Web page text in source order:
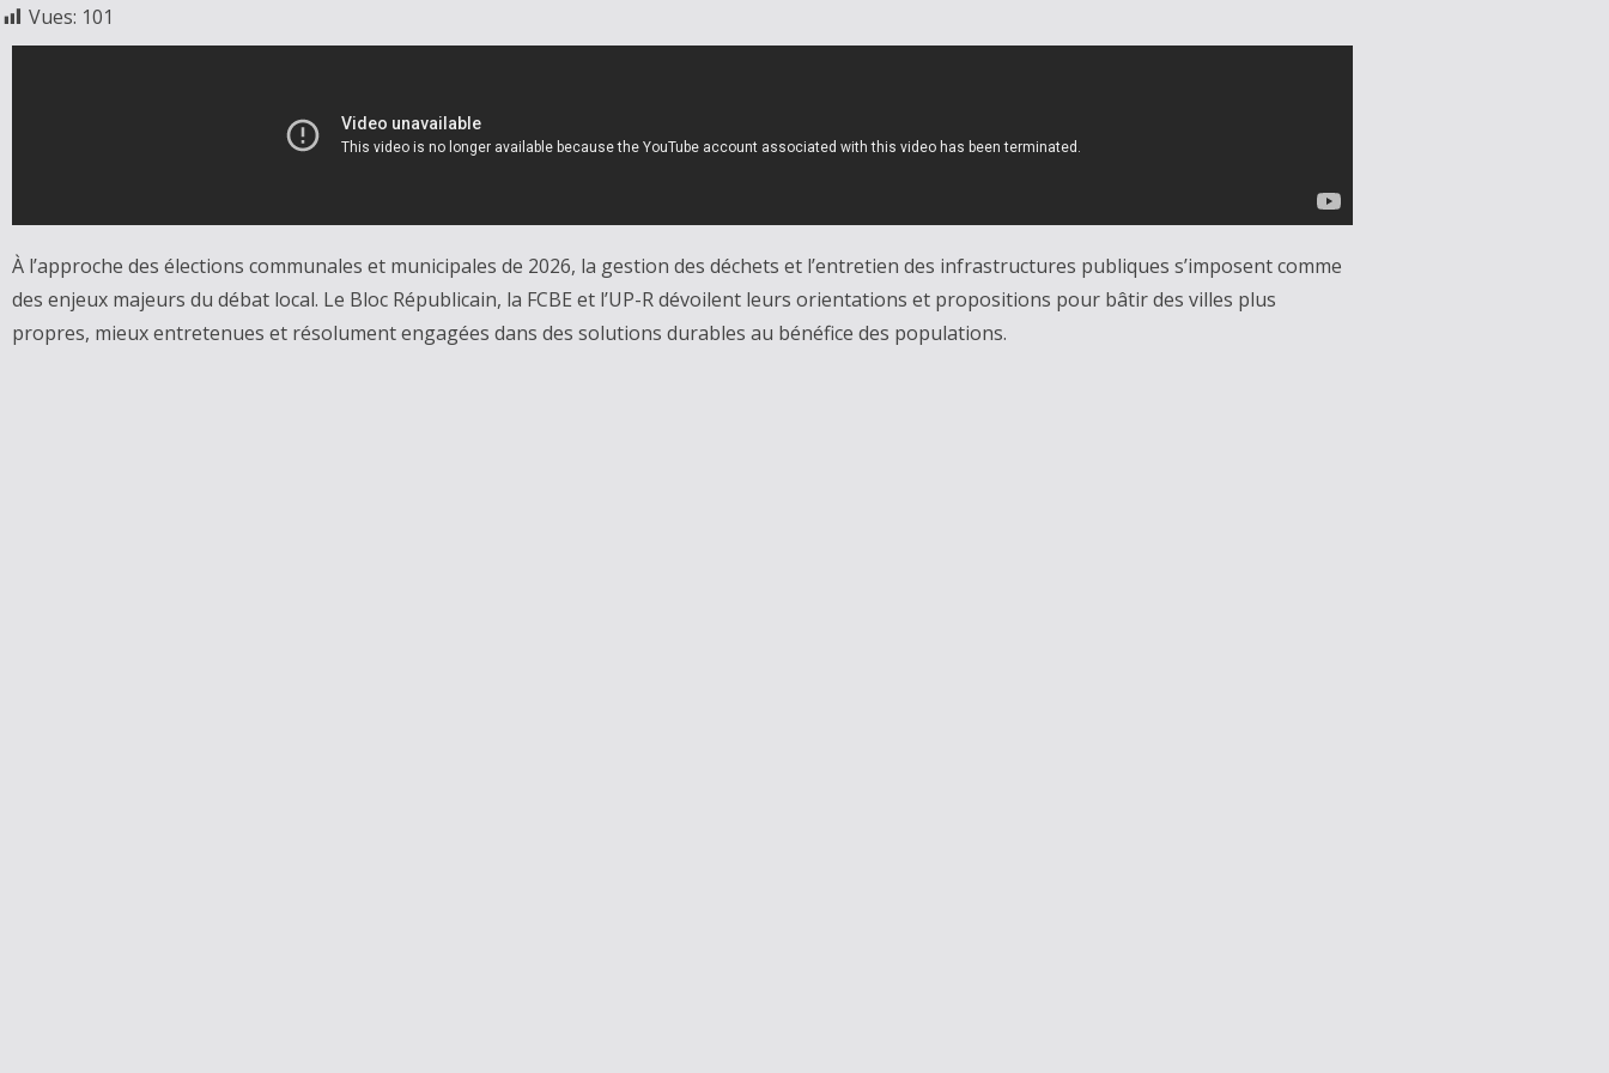
Vues: 101
À l’approche des élections communales et municipales de 2026, la gestion des déchets et l’entretien des infrastructures publiques s’imposent comme
des enjeux majeurs du débat local. Le Bloc Républicain, la FCBE et l’UP-R dévoilent leurs orientations et propositions pour bâtir des villes plus
propres, mieux entretenues et résolument engagées dans des solutions durables au bénéfice des populations.